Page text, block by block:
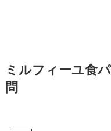
ミルフィーユ食
問